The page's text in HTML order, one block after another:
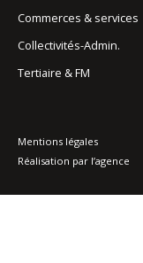
Commerces & services
Collectivités-Admin.
Tertiaire & FM
Mentions légales
Réalisation par l’agence